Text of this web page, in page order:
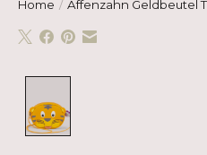
Home / Affenzahn Geldbeutel